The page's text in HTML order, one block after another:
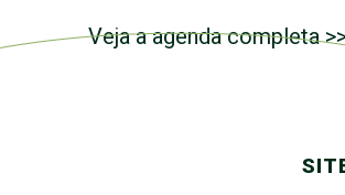
Veja a agenda completa